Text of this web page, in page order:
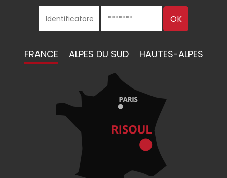
FRANCE ALPES DU SUD HAUTES-ALPES